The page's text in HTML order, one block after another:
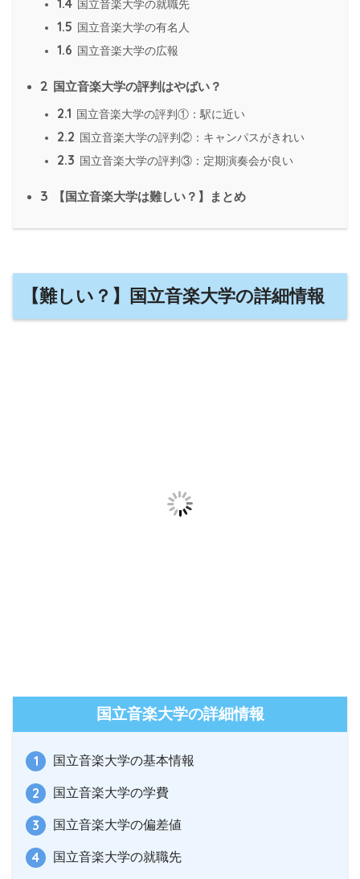
国立音楽大学の就職先
1.5 国立音楽大学の有名人
1.6 国立音楽大学の広報
2 国立音楽大学の評判はやばい？
2.1 国立音楽大学の評判①：駅に近い
2.2 国立音楽大学の評判②：キャンパスがきれい
2.3 国立音楽大学の評判③：定期演奏会が良い
3 【国立音楽大学は難しい？】まとめ
【難しい？】国立音楽大学の詳細情報
国立音楽大学の詳細情報
国立音楽大学の基本情報
国立音楽大学の学費
国立音楽大学の偏差値
国立音楽大学の就職先